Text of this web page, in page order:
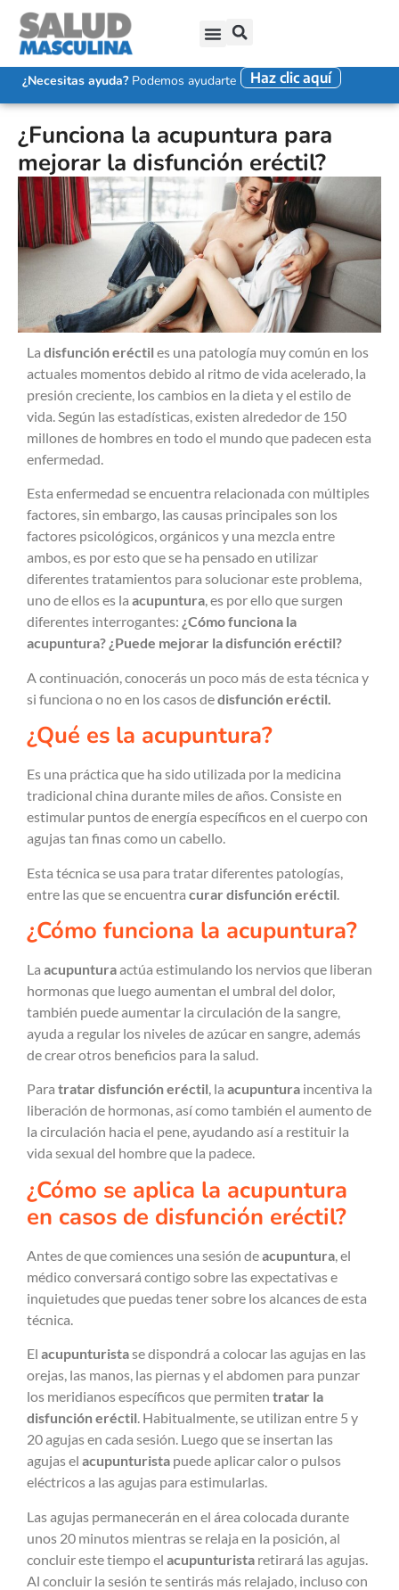
¿Necesitas ayuda?Podemos ayudarte Haz clic aquí
¿Funciona la acupuntura para
mejorar la disfunción eréctil?
La disfunción eréctil es una patología muy común en los
actuales momentos debido al ritmo de vida acelerado, la
presión creciente, los cambios en la dieta y el estilo de
vida. Según las estadísticas, existen alrededor de 150
millones de hombres en todo el mundo que padecen esta
enfermedad.
Esta enfermedad se encuentra relacionada con múltiples
factores, sin embargo, las causas principales son los
factores psicológicos, orgánicos y una mezcla entre
ambos, es por esto que se ha pensado en utilizar
diferentes tratamientos para solucionar este problema,
uno de ellos es la acupuntura, es por ello que surgen
diferentes interrogantes: ¿Cómo funciona la
acupuntura? ¿Puede mejorar la disfunción eréctil?
A continuación, conocerás un poco más de esta técnica y
si funciona o no en los casos dedisfunción eréctil.
¿Qué es la acupuntura?
Es una práctica que ha sido utilizada por la medicina
tradicional china durante miles de años. Consiste en
estimular puntos de energía específicos en el cuerpo con
agujas tan finas como un cabello.
Esta técnica se usa para tratar diferentes patologías,
entre las que se encuentra curar disfunción eréctil
¿Cómo funciona la acupuntura?
La acupunturaactúa estimulando los nervios que liberan
hormonas que luego aumentan el umbral del dolor,
también puede aumentar la circulación de la sangre,
ayuda a regular los niveles de azúcar en sangre, además
de crear otros beneficios para la salud.
Para tratar disfunción eréctil, la acupuntura incentiva la
liberación de hormonas, así como también el aumento de
la circulación hacia el pene, ayudando así a restituir la
vida sexual del hombre que la padece.
¿Cómo se aplica la acupuntura
en casos de disfunción eréctil?
Antes de que comiences una sesión deacupuntura , el
médico conversará contigo sobre las expectativas e
inquietudes que puedas tener sobre los alcances de esta
técnica.
El acupunturistase dispondrá a colocar las agujas en las
orejas, las manos, las piernas y el abdomen para punzar
los meridianos específicos que permiten tratar la
disfunción eréctil. Habitualmente, se utilizan entre 5 y
20 agujas en cada sesión. Luego que se insertan las
agujas el acupunturista puede aplicar calor o pulsos
eléctricos a las agujas para estimularlas.
Las agujas permanecerán en el área colocada durante
unos 20 minutos mientras se relaja en la posición, al
concluir este tiempo el acupunturista retirará las agujas.
Al concluir la sesión te sentirás más relajado, incluso con